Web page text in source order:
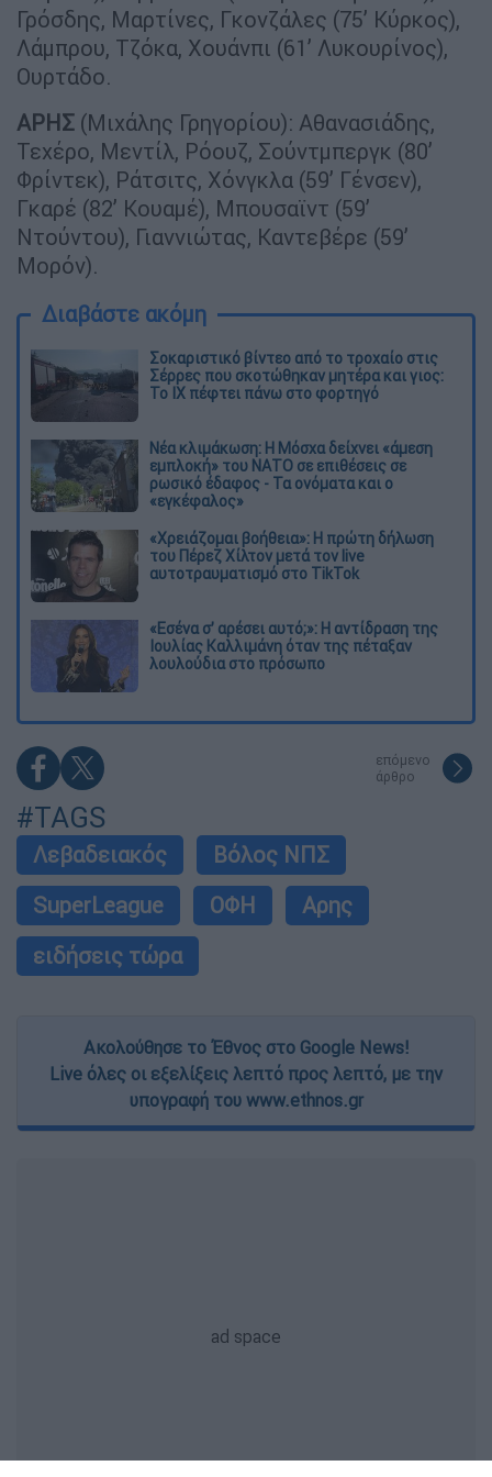
Γρόσδης, Μαρτίνες, Γκονζάλες (75’ Κύρκος),
Λάμπρου, Τζόκα, Χουάνπι (61’ Λυκουρίνος),
Ουρτάδο.
ΑΡΗΣ (Μιχάλης Γρηγορίου): Αθανασιάδης,
Τεχέρο, Μεντίλ, Ρόουζ, Σούντμπεργκ (80’
Φρίντεκ), Ράτσιτς, Χόνγκλα (59’ Γένσεν),
Γκαρέ (82’ Κουαμέ), Μπουσαϊντ (59’
Ντούντου), Γιαννιώτας, Καντεβέρε (59’
Μορόν).
Διαβάστε ακόμη
Σοκαριστικό βίντεο από το τροχαίο στις
Σέρρες που σκοτώθηκαν μητέρα και γιος:
Το ΙΧ πέφτει πάνω στο φορτηγό
Νέα κλιμάκωση: Η Μόσχα δείχνει «άμεση
εμπλοκή» του ΝΑΤΟ σε επιθέσεις σε
ρωσικό έδαφος - Τα ονόματα και ο
«εγκέφαλος»
«Χρειάζομαι βοήθεια»: Η πρώτη δήλωση
του Πέρεζ Χίλτον μετά τον live
αυτοτραυματισμό στο TikTok
«Εσένα σ’ αρέσει αυτό;»: Η αντίδραση της
Ιουλίας Καλλιμάνη όταν της πέταξαν
λουλούδια στο πρόσωπο
επόμενο
άρθρο
#TAGS
Λεβαδειακός
Βόλος ΝΠΣ
SuperLeague
ΟΦΗ
Αρης
ειδήσεις τώρα
Ακολούθησε το Έθνος στο Google News!
Live όλες οι εξελίξεις λεπτό προς λεπτό, με την
υπογραφή του www.ethnos.gr